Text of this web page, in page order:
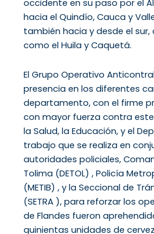
occidente en su paso por el
hacia el Quindío, Cauca y
también hacia y desde el
como el Huila y Caquetá.
El Grupo Operativo
presencia en los diferentes
departamento, con el firme
con mayor fuerza contra
la Salud, la Educación, y el
trabajo que se realiza en
autoridades policiales,
Tolima (DETOL) , Policía
(METIB) , y la Seccional de
(SETRA ), para reforzar los
de Flandes fueron
quinientas unidades de